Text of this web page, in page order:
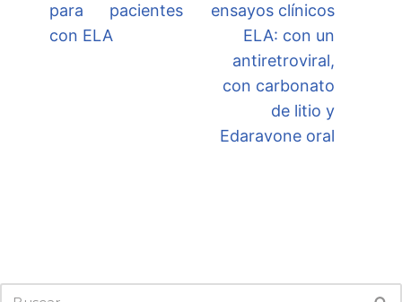
para pacientes
con ELA
ensayos clínicos
ELA: con un
antiretroviral,
con carbonato
de litio y
Edaravone oral